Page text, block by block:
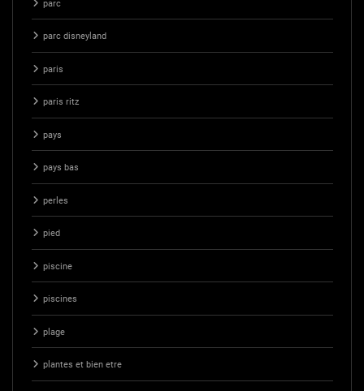
parc
parc disneyland
paris
paris ritz
pays
pays bas
perles
pied
piscine
piscines
plage
plantes et bien etre